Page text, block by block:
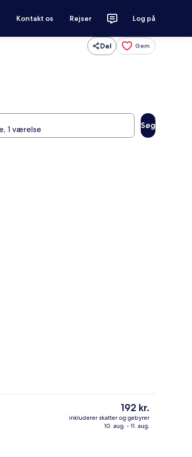
Kontakt os Rejser Log på
Del Gem
Søg
Terrasse/gårdhave
Den
nuværende
pris
192 kr.
inkluderer skatter og gebyrer
10. aug. - 11. aug.